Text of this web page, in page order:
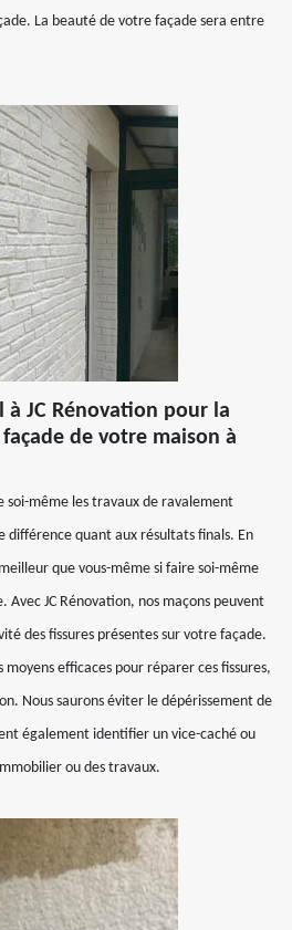
La beauté de votre façade sera entre
JC Rénovation pour la
de votre maison à
soi-même les travaux de ravalement
différence quant aux résultats finals. En
que vous-même si faire soi-même
Avec JC Rénovation, nos maçons peuvent
des fissures présentes sur votre façade.
moyens efficaces pour réparer ces fissures,
Nous saurons éviter le dépérissement de
également identifier un vice-caché ou
ou des travaux.